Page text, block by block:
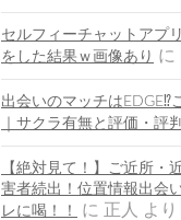
セルフィーチャットアプ
をした結果ｗ画像あり に
出会いのマッチはEDGE⁉︎
｜サクラ有無と評価・評判
【絶対見て！】ご近所・
害者続出！位置情報出会
レに喝！！
に 正人 より